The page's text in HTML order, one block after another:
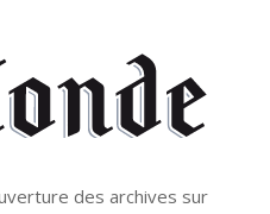
des archives sur